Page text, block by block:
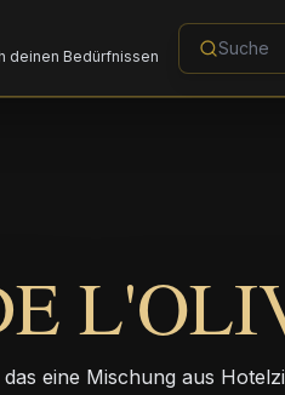
deinen Bedürfnissen
eine Mischung aus